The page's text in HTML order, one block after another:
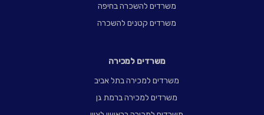
משרדים להשכרה בחיפה
משרדים קטנים להשכרה
משרדים למכירה
משרדים למכירה בתל אביב
משרדים למכירה ברמת גן